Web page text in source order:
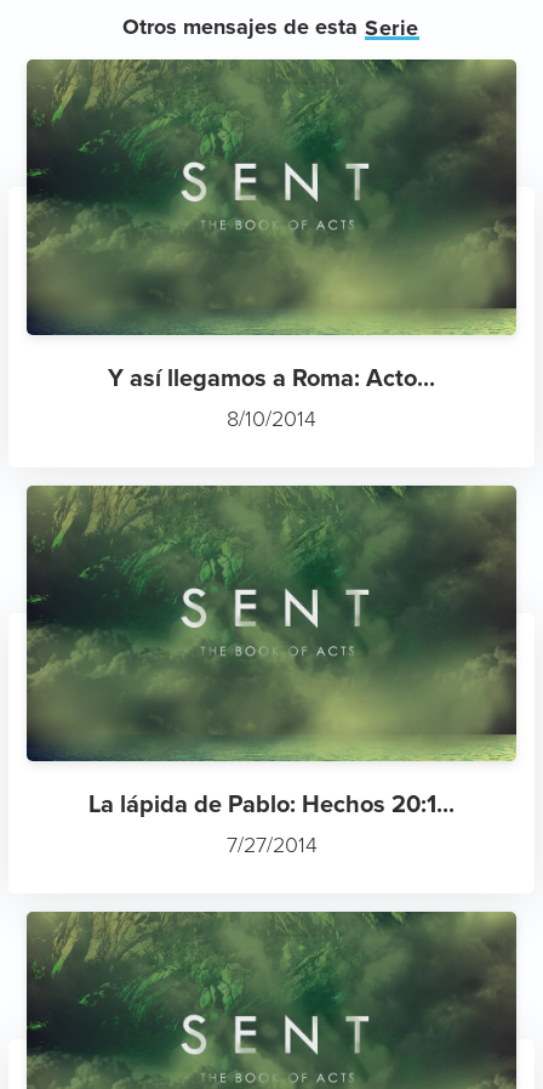
Otros mensajes de esta Serie
Y así llegamos a Roma: Acto...
8/10/2014
La lápida de Pablo: Hechos 20:1...
7/27/2014